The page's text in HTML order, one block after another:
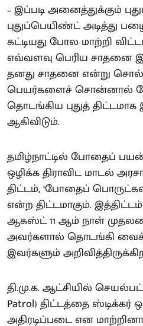
– இப்படி அனைத்துக்கும்
புதுப்பெயிண்ட் அடித்து
கட்டியது போல மாற்றி
எவ்வளவு பெரிய சாதனை
தனது சாதனை என்று
பெயர்களைச் சொன்னால்
தொடங்கிய புதுத்
ஆகிவிடும்.
தமிழ்நாட்டில் போதைப்
ஒழிக்க திராவிட மாடல்
திட்டம், ‘போதைப்
என்ற திட்டமாகும்.
ஆகஸ்ட் 11 ஆம் நாள்
அவர்களால் தொடங்கி
இவர்களும்
தி.மு.க. ஆட்சியில்
Patrol) திட்டத்தை ஸ்டிக்கர்
அதிரடிப்படை என